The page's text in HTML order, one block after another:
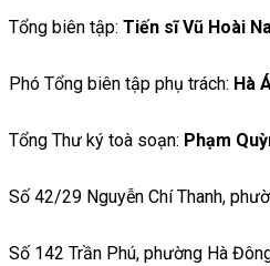
Tổng biên tập: Tiến sĩ Vũ Hoài
Phó Tổng biên tập phụ trách: Hà
Tổng Thư ký toà soạn: Phạm
Số 42/29 Nguyễn Chí Thanh,
Số 142 Trần Phú, phường Hà